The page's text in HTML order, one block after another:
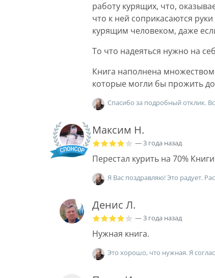
работу курящих, что,
что к ней соприкасаются
курящим человеком, даже
То что надеяться нужно на
Книга наполнена
которые могли бы прожить
Спасибо за подробный отклик.
Максим Н.
— 3 года назад
Перестал курить на 70%
Я Вас поздравляю! Это радует.
Денис Л.
— 3 года назад
Нужная книга.
Это хорошо, что нужная. Я